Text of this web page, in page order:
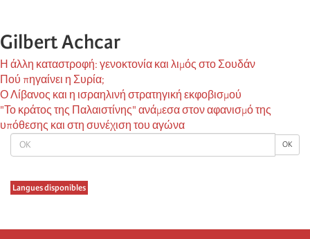
OK OK
Langues disponibles
Gilbert Achcar
Η άλλη καταστροφή: γενοκτονία και λιμός στο Σουδάν
Πού πηγαίνει η Συρία;
Ο Λίβανος και η ισραηλινή στρατηγική εκφοβισμού
"Το κράτος της Παλαιστίνης" ανάμεσα στον αφανισμό της
υπόθεσης και στη συνέχιση του αγώνα